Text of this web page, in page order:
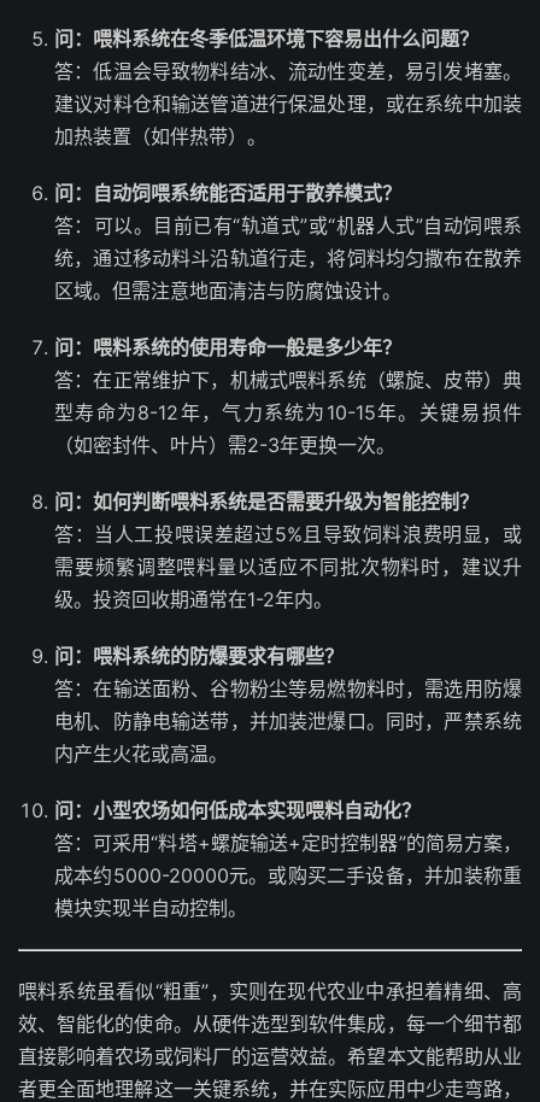
问：喂料系统在冬季低温环境下容易出什么问题？
答：低温会导致物料结冰、流动性变差，易引发堵塞。
建议对料仓和输送管道进行保温处理，或在系统中加装
加热装置（如伴热带）。
问：自动饲喂系统能否适用于散养模式？
答：可以。目前已有“轨道式”或“机器人式”自动饲喂系
统，通过移动料斗沿轨道行走，将饲料均匀撒布在散养
区域。但需注意地面清洁与防腐蚀设计。
问：喂料系统的使用寿命一般是多少年？
答：在正常维护下，机械式喂料系统（螺旋、皮带）典
型寿命为8-12年，气力系统为10-15年。关键易损件
（如密封件、叶片）需2-3年更换一次。
问：如何判断喂料系统是否需要升级为智能控制？
答：当人工投喂误差超过5%且导致饲料浪费明显，或
需要频繁调整喂料量以适应不同批次物料时，建议升
级。投资回收期通常在1-2年内。
问：喂料系统的防爆要求有哪些？
答：在输送面粉、谷物粉尘等易燃物料时，需选用防爆
电机、防静电输送带，并加装泄爆口。同时，严禁系统
内产生火花或高温。
问：小型农场如何低成本实现喂料自动化？
答：可采用“料塔+螺旋输送+定时控制器”的简易方案，
成本约5000-20000元。或购买二手设备，并加装称重
模块实现半自动控制。
喂料系统虽看似“粗重”，实则在现代农业中承担着精细、高
效、智能化的使命。从硬件选型到软件集成，每一个细节都
直接影响着农场或饲料厂的运营效益。希望本文能帮助从业
者更全面地理解这一关键系统，并在实际应用中少走弯路，